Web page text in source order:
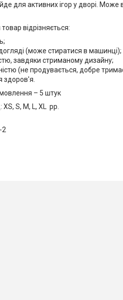
для активних ігор у дворі.
відрізняється:
(може стиратися в машинці);
завдяки стриманому дизайну;
(не продувається, добре
здоров'я.
– 5 штук
XS, S, M, L, XL рр.
2